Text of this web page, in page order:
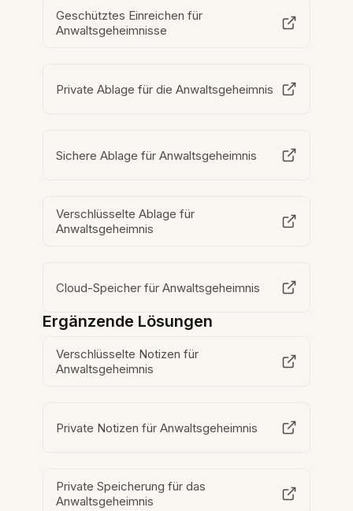
Geschütztes Einreichen für
Anwaltsgeheimnisse
Private Ablage für die Anwaltsgeheimnis
Sichere Ablage für Anwaltsgeheimnis
Verschlüsselte Ablage für
Anwaltsgeheimnis
Cloud-Speicher für Anwaltsgeheimnis
Ergänzende Lösungen
Verschlüsselte Notizen für
Anwaltsgeheimnis
Private Notizen für Anwaltsgeheimnis
Private Speicherung für das
Anwaltsgeheimnis